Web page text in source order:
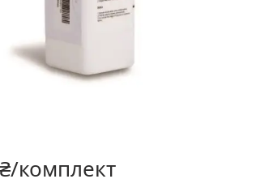
комплект